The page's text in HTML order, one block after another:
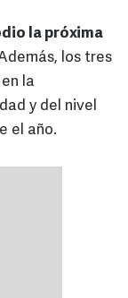
la próxima
los tres
la
y del nivel
el año.